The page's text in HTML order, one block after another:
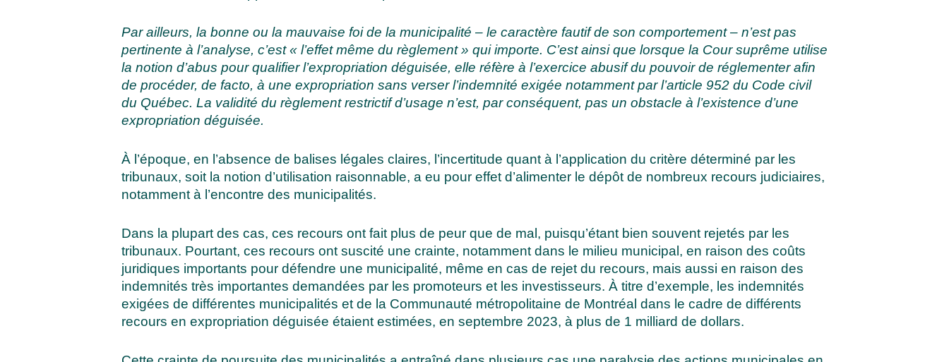
Par ailleurs, la bonne ou la mauvaise foi de la municipalité – le caractère fautif de son comportement – n’est pas
pertinente à l’analyse, c’est « l’effet même du règlement » qui importe. C’est ainsi que lorsque la Cour suprême utilise
la notion d’abus pour qualifier l’expropriation déguisée, elle réfère à l’exercice abusif du pouvoir de réglementer afin
de procéder, de facto, à une expropriation sans verser l’indemnité exigée notamment par l’article 952 du Code civil
du Québec. La validité du règlement restrictif d’usage n’est, par conséquent, pas un obstacle à l’existence d’une
expropriation déguisée.
À l’époque, en l’absence de balises légales claires, l’incertitude quant à l’application du critère déterminé par les
tribunaux, soit la notion d’utilisation raisonnable, a eu pour effet d’alimenter le dépôt de nombreux recours judiciaires,
notamment à l’encontre des municipalités.
Dans la plupart des cas, ces recours ont fait plus de peur que de mal, puisqu’étant bien souvent rejetés par les
tribunaux. Pourtant, ces recours ont suscité une crainte, notamment dans le milieu municipal, en raison des coûts
juridiques importants pour défendre une municipalité, même en cas de rejet du recours, mais aussi en raison des
indemnités très importantes demandées par les promoteurs et les investisseurs. À titre d’exemple, les indemnités
exigées de différentes municipalités et de la Communauté métropolitaine de Montréal dans le cadre de différents
recours en expropriation déguisée étaient estimées, en septembre 2023, à plus de 1 milliard de dollars.